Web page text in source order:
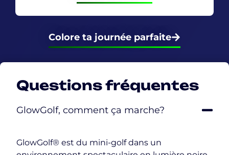
Colore ta journée parfaite
Questions fréquentes
GlowGolf, comment ça marche?
GlowGolf® est du mini-golf dans un